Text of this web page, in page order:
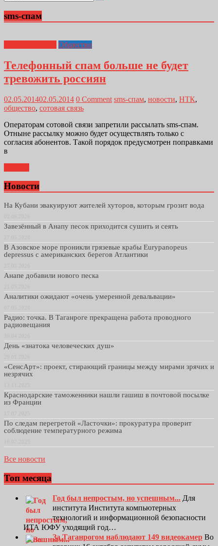
sms-спам
Общество
Телефонный спам больше не будет
тревожить россиян
02.05.201402.05.2014 0 Comment sms-спам, новости, НТК,
общество, сотовая связь
Операторам сотовой связи запретили рассылать sms-спам.
Отныне рассылку можно будет осуществлять только с
согласия абонентов. Такой порядок предусмотрен поправками
в
Новости
На Кубани эвакуируют жителей хуторов, которым грозит вода
Завезённый в Анапу песок приходится сушить и сеять
В Азовское море проникли грязевые крабы Eurypanopeus
depressus с американских берегов Атлантики
Анапе добавили нового песка
Аналитики ожидают «очень умеренной девальвации»
Радио: точка. В Таганроге прекращена работа проводного
радиовещания
День «знатока человеческих душ»
«СенсАрт»: проект, стирающий границы между мирами зрячих и
незрячих
Краснодарские таможенники нашли гашиш в почтовой посылке
из Франции
По следам перегретой «Ласточки»: прокуратура проверит
соблюдение температурного режима
Все новости
Топ месяца
Год был непростым, но успешным... Для
института Института компьютерных
технологий и информационной безопасности
ИТА ЮФУ уходящий год…
За Таганрогом наблюдают 149 видеокамер Во